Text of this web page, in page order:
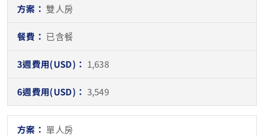
雙人房
已含餐
1,638
3,549
單人房